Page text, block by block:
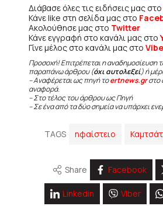
Διάβασε όλες τις ειδήσεις μας στο
Κάνε like στη σελίδα μας στο
Ακολούθησε μας στο Twitter
Κάνε εγγραφή στο κανάλι μας στο
Γίνε μέλος στο κανάλι μας στο
Προσοχή! Επιτρέπεται η αναδημοσίευση
παραπάνω άρθρου (όχι αυτολεξεί) ή
– Αναφέρεται ως πηγή τοertnews.grστο
αναφορά.
– Στο τέλος του άρθρου ως Πηγή
– Σε ένα από τα δύο σημεία να υπάρχει
TAGS ηφαίστειο
Share Facebook
Linkedin Viber